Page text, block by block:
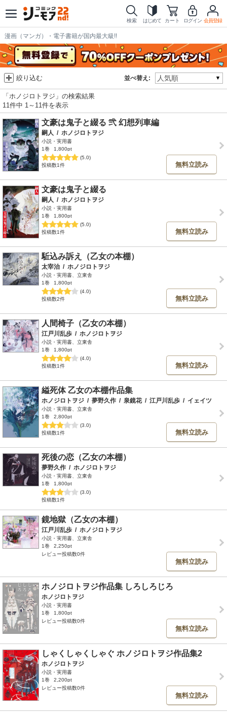
検索 はじめて カート ログイン 会員登録
漫画（マンガ）・電子書籍が国内最大級!!
並べ替え:
絞り込む
「ホノジロトヲジ」の検索結果
11件中 1～11件を表示
文豪は鬼子と綴る 弐 幻想列車編
嗣人 / ホノジロトヲジ
小説・実用書
1巻
1,800pt
(5.0)
投稿数1件
無料立読み
文豪は鬼子と綴る
嗣人 / ホノジロトヲジ
小説・実用書
1巻
1,800pt
(5.0)
投稿数1件
無料立読み
駈込み訴え（乙女の本棚）
太宰治 / ホノジロトヲジ
小説・実用書、立東舎
1巻
1,800pt
(4.0)
投稿数2件
無料立読み
人間椅子（乙女の本棚）
江戸川乱歩 / ホノジロトヲジ
小説・実用書、立東舎
1巻
1,800pt
(4.0)
投稿数1件
無料立読み
縊死体 乙女の本棚作品集
ホノジロトヲジ / 夢野久作 / 泉鏡花 / 江戸川乱歩 / イェイツ
小説・実用書、立東舎
1巻
2,800pt
(3.0)
投稿数1件
無料立読み
死後の恋（乙女の本棚）
夢野久作 / ホノジロトヲジ
小説・実用書、立東舎
1巻
1,800pt
(3.0)
投稿数1件
鏡地獄（乙女の本棚）
江戸川乱歩 / ホノジロトヲジ
小説・実用書、立東舎
1巻
2,250pt
レビュー投稿数0件
無料立読み
ホノジロトヲジ作品集 しろしろじろ
ホノジロトヲジ
小説・実用書
1巻
1,800pt
レビュー投稿数0件
無料立読み
しゃくしゃくしゃぐ ホノジロトヲジ作品集2
ホノジロトヲジ
小説・実用書
1巻
2,200pt
レビュー投稿数0件
無料立読み